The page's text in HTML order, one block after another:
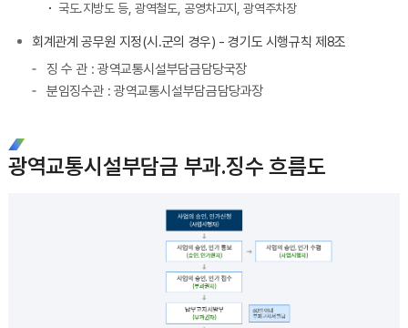
국도.지방도 등, 광역철도, 공영차고지, 광역주차장
회계관계 공무원 지정(시.군의 경우) - 경기도 시행규칙 제8조
징 수 관 : 광역교통시설부담금담당국장
분임징수관 : 광역교통시설부담금담당과장
광역교통시설부담금 부과.징수 흐름도